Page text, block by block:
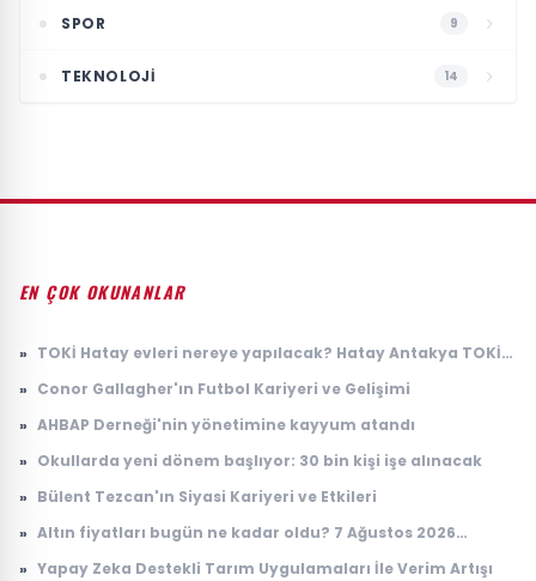
SPOR 9
TEKNOLOJI 14
EN ÇOK OKUNANLAR
» TOKİ Hatay evleri nereye yapılacak? Hatay Antakya TOKİ
» Conor Gallagher'ın Futbol Kariyeri ve Gelişimi
» AHBAP Derneği'nin yönetimine kayyum atandı
» Okullarda yeni dönem başlıyor: 30 bin kişi işe alınacak
» Bülent Tezcan'ın Siyasi Kariyeri ve Etkileri
» Altın fiyatları bugün ne kadar oldu? 7 Ağustos 2026
» Yapay Zeka Destekli Tarım Uygulamaları İle Verim Artışı